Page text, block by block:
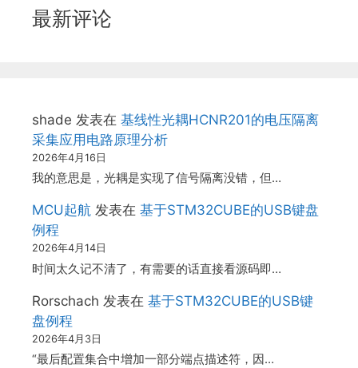
最新评论
shade 发表在 基线性光耦HCNR201的电压隔离
采集应用电路原理分析
2026年4月16日
我的意思是，光耦是实现了信号隔离没错，但…
MCU起航 发表在 基于STM32CUBE的USB键盘
例程
2026年4月14日
时间太久记不清了，有需要的话直接看源码即…
Rorschach 发表在 基于STM32CUBE的USB键
盘例程
2026年4月3日
“最后配置集合中增加一部分端点描述符，因…